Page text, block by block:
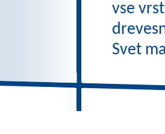
vse
Svet